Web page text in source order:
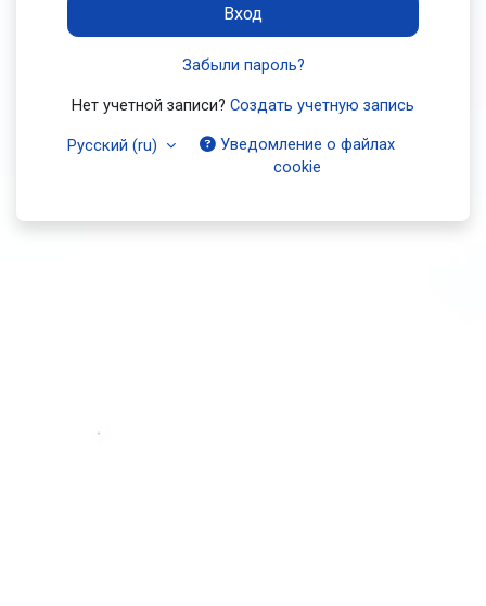
Вход
Забыли пароль?
Нет учетной записи? Создать учетную запись
Русский ‎(ru)‎
Уведомление о файлах
cookie